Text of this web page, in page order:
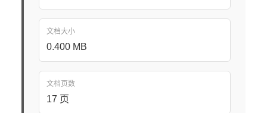
文档大小
0.400 MB
文档页数
17 页